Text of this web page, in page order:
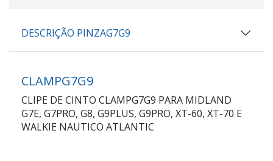
DESCRIÇÃO PINZAG7G9
CLAMPG7G9
CLIPE DE CINTO CLAMPG7G9 PARA MIDLAND
G7E, G7PRO, G8, G9PLUS, G9PRO, XT-60, XT-70 E
WALKIE NAUTICO ATLANTIC